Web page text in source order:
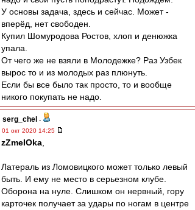
У основы задача, здесь и сейчас. Может -
вперёд, нет свободен.
Купил Шомуродова Ростов, хлоп и денюжка
упала.
От чего же не взяли в Молодежке? Раз Узбек
вырос то и из молодых раз плюнуть.
Если бы все было так просто, то и вообще
никого покупать не надо.
serg_chel -
01 окт 2020 14:25
zZmeIOka
Латераль из Ломовицкого может только левый
быть. И ему не место в серьезном клубе.
Оборона на нуле. Слишком он нервный, гору
карточек получает за удары по ногам в центре